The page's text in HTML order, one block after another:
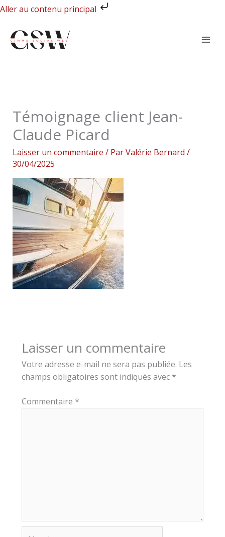
Aller au contenu principal
Aller
contenu
Témoignage client Jean-
Claude Picard
Laisser un commentaire / ParValérie Bernard /
30/04/2025
Laisser un commentaire
Votre adresse e-mail ne sera pas publiée. Les
champs obligatoires sont indiqués avec *
Commentaire *